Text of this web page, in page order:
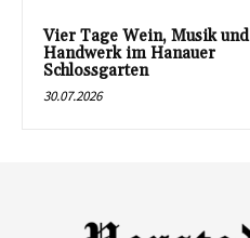
Vier Tage Wein, Musik und
Handwerk im Hanauer
Schlossgarten
30.07.2026